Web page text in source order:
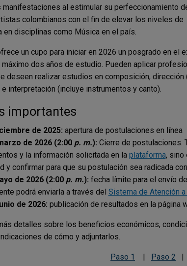
al estimular su perfeccionamiento
colombianos con el fin de elevar los niveles de
en disciplinas como Música en el país.
un cupo para iniciar en 2026 un posgrado en el
máximo dos años de estudio. Pueden aplicar
deseen realizar estudios en composición, dirección
interpretación (incluye instrumentos y canto).
importantes
de 2025: apertura de postulaciones en línea
de 2026 (2:00p. m.): Cierre de postulaciones.
y la información solicitada en la plataforma, sino
y confirmar para que su postulación sea radicada
de 2026 (2:00p. m.): fecha límite para el envío
podrá enviarla a través del Sistema de Atención a
de 2026: publicación de resultados en la página
detalles sobre los beneficios económicos,
de cómo y adjuntarlos.
Paso 1 | Paso 2 |